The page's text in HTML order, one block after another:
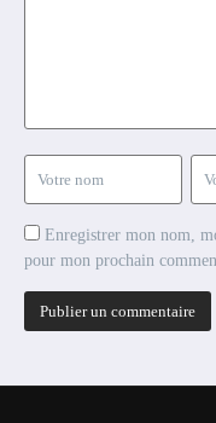
Enregistrer mon nom,
pour mon prochain